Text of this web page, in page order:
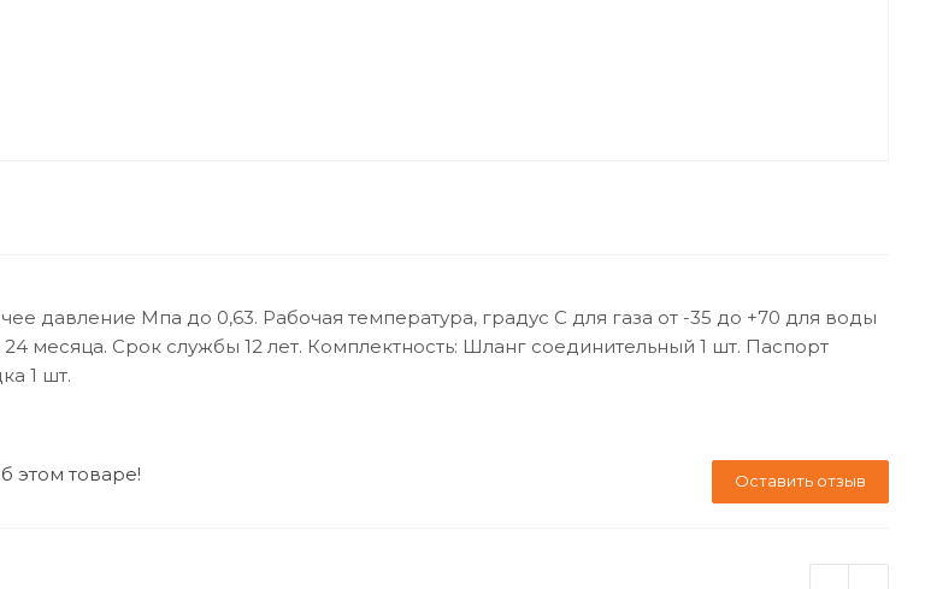
давление Мпа до 0,63. Рабочая температура, градус С для газа от -35 до +70 для воды
месяца. Срок службы 12 лет. Комплектность: Шланг соединительный 1 шт. Паспорт
1 шт.
Оставить отзыв
этом товаре!